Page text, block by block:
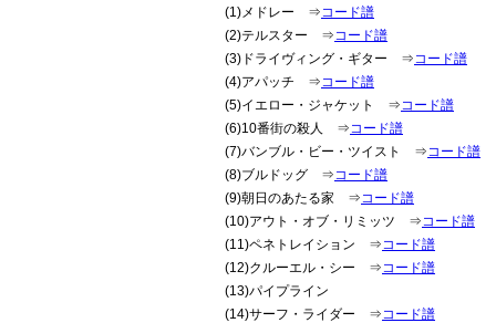
(1)メドレー ⇒コード譜
(2)テルスター ⇒コード譜
(3)ドライヴィング・ギター ⇒コード譜
(4)アパッチ ⇒コード譜
(5)イエロー・ジャケット ⇒コード譜
(6)10番街の殺人 ⇒コード譜
(7)バンブル・ビー・ツイスト ⇒コード譜
(8)ブルドッグ ⇒コード譜
(9)朝日のあたる家 ⇒コード譜
(10)アウト・オブ・リミッツ ⇒コード譜
(11)ペネトレイション ⇒コード譜
(12)クルーエル・シー ⇒コード譜
(13)パイプライン
(14)サーフ・ライダー ⇒コード譜